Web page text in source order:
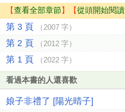
【查看全部章節 】【從頭開始閱讀
第 3 頁 （2007 字）
第 2 頁 （2012 字）
第 1 頁 （2022 字）
看過本書的人還喜歡
娘子非禮了 [陽光晴子]